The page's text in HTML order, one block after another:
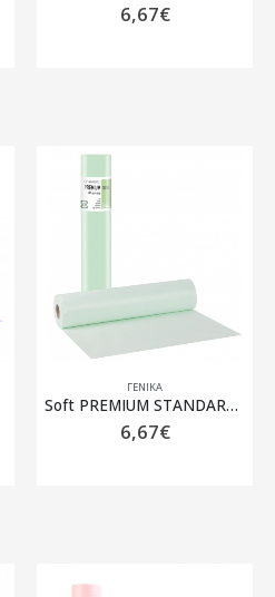
6,67€
ΓΕΝΙΚΆ
Soft PREMIUM STANDARD ρολό Πλαστικό + Χαρτί Πράσινο – 58cm x 50m
6,67€